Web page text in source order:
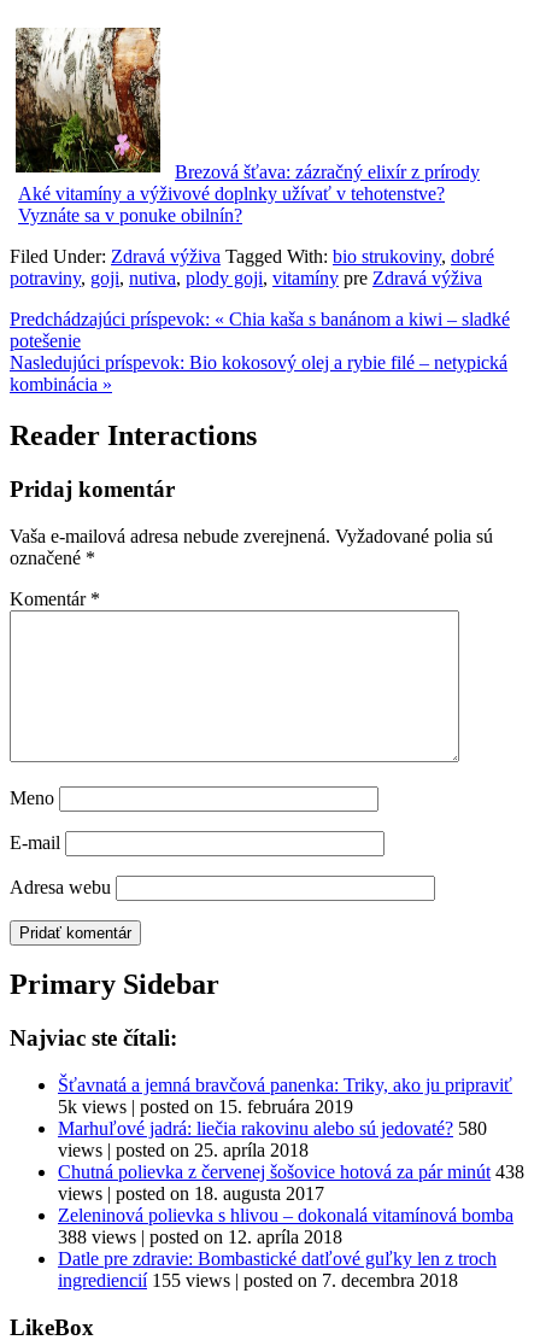
Brezová šťava: zázračný elixír z prírody
Aké vitamíny a výživové doplnky užívať v tehotenstve?
Vyznáte sa v ponuke obilnín?
Filed Under: Zdravá výživa Tagged With: bio strukoviny, dobré
potraviny, goji, nutiva, plody goji, vitamíny pre Zdravá výživa
Predchádzajúci príspevok: « Chia kaša s banánom a kiwi – sladké
potešenie
Nasledujúci príspevok: Bio kokosový olej a rybie filé – netypická
kombinácia »
Reader Interactions
Pridaj komentár
Vaša e-mailová adresa nebude zverejnená. Vyžadované polia sú
označené *
Komentár *
Meno
E-mail
Adresa webu
Primary Sidebar
Najviac ste čítali:
Šťavnatá a jemná bravčová panenka: Triky, ako ju pripraviť
5k views | posted on 15. februára 2019
Marhuľové jadrá: liečia rakovinu alebo sú jedovaté? 580
views | posted on 25. apríla 2018
Chutná polievka z červenej šošovice hotová za pár minút 438
views | posted on 18. augusta 2017
Zeleninová polievka s hlivou – dokonalá vitamínová bomba
388 views | posted on 12. apríla 2018
Datle pre zdravie: Bombastické datľové guľky len z troch
ingrediencií 155 views | posted on 7. decembra 2018
LikeBox